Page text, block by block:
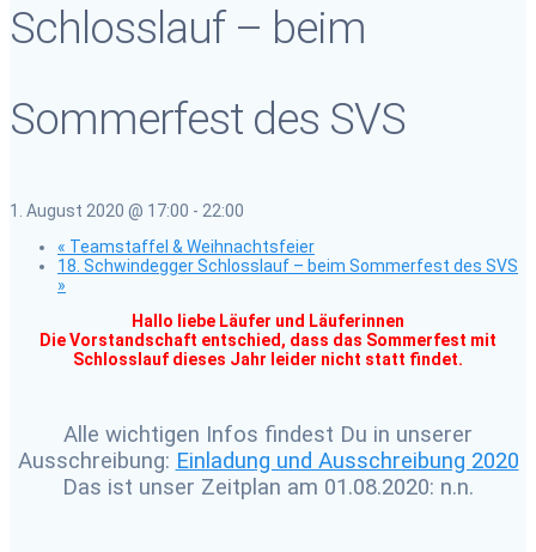
Schlosslauf – beim
Sommerfest des SVS
1. August 2020 @ 17:00 - 22:00
« Teamstaffel & Weihnachtsfeier
18. Schwindegger Schlosslauf – beim Sommerfest des SVS
»
Hallo liebe Läufer und Läuferinnen
Die Vorstandschaft entschied, dass das Sommerfest mit
Schlosslauf dieses Jahr leider nicht statt findet.
Alle wichtigen Infos findest Du in unserer
Ausschreibung: Einladung und Ausschreibung 2020
Das ist unser Zeitplan am 01.08.2020: n.n.